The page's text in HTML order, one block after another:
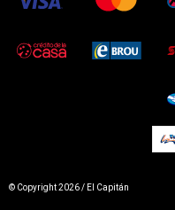
© Copyright 2026 / El Capitán